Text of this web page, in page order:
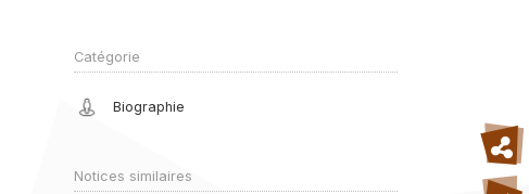
Catégorie
Biographie
Notices similaires